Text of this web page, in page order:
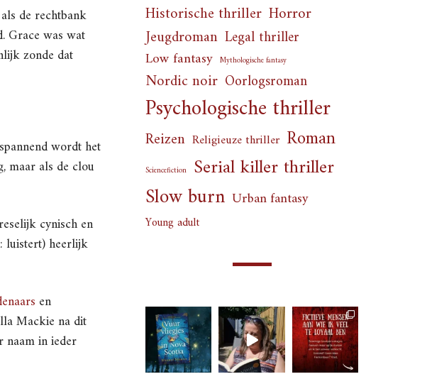
de rechtbank
Grace was wat
zonde dat
wordt het
maar als de clou
cynisch en
luistert) heerlijk
en
Mackie na dit
naam in ieder
Historische thriller Horror
Jeugdroman Legal thriller
Low fantasy Mythologische fantasy
Nordic noir Oorlogsroman
Psychologische thriller
Reizen Religieuze thriller Roman
Sciencefiction Serial killer thriller
Slow burn Urban fantasy
Young adult